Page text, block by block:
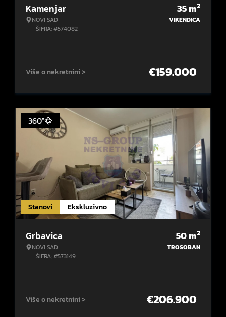
Kamenjar
NOVI SAD
ŠIFRA: #574082
35m2
VIKENDICA
Više o nekretnini > €159.000
Stanovi Ekskluzivno
360°
Grbavica
NOVI SAD
ŠIFRA: #573149
50m2
TROSOBAN
Više o nekretnini > €206.900